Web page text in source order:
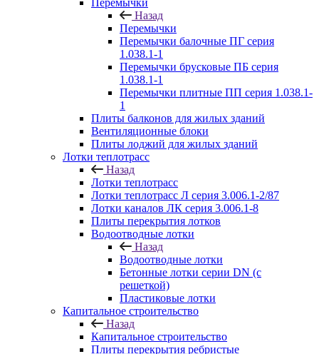
Перемычки
Назад
Перемычки
Перемычки балочные ПГ серия
1.038.1-1
Перемычки брусковые ПБ серия
1.038.1-1
Перемычки плитные ПП серия 1.038.1-
1
Плиты балконов для жилых зданий
Вентиляционные блоки
Плиты лоджий для жилых зданий
Лотки теплотрасс
Назад
Лотки теплотрасс
Лотки теплотрасс Л серия 3.006.1-2/87
Лотки каналов ЛК серия 3.006.1-8
Плиты перекрытия лотков
Водоотводные лотки
Назад
Водоотводные лотки
Бетонные лотки серии DN (с
решеткой)
Пластиковые лотки
Капитальное строительство
Назад
Капитальное строительство
Плиты перекрытия ребристые